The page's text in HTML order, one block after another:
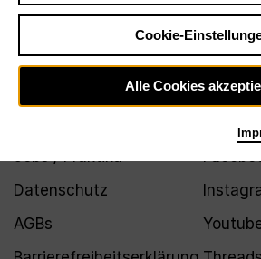
Jobs / Praktika
Datenschutz
AGBs
Cookie-
Alle Cookies